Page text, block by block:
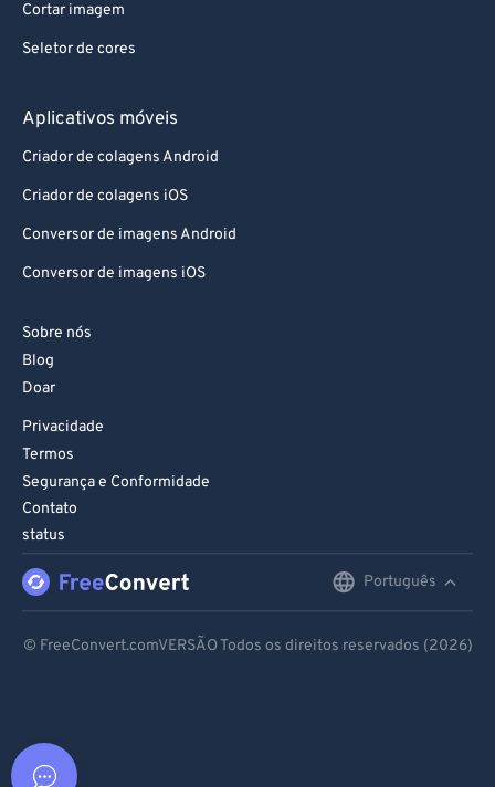
Cortar imagem
Seletor de cores
Aplicativos móveis
Criador de colagens Android
Criador de colagens iOS
Conversor de imagens Android
Conversor de imagens iOS
Sobre nós
Blog
Doar
Privacidade
Termos
Segurança e Conformidade
Contato
status
Português
© FreeConvert.comVERSÃO Todos os direitos reservados (2026)